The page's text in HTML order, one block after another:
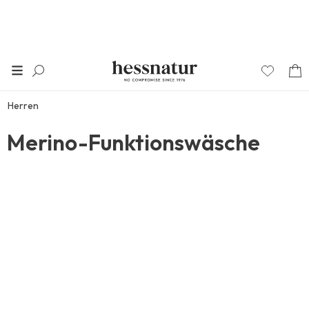
Herren
Merino-Funktionswäsche